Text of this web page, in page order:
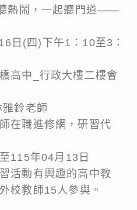
熱鬧，一起聽門道——
日(四)下午1：10至3：
高中_行政大樓二樓會
鈴老師
在職進修網，研習代
115年04月13日
活動有興趣的高中教
校教師15人參與。